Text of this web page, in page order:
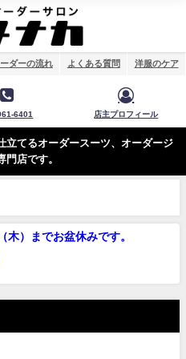
ダーの流れ よくある質問 洋服のケア
6401 店主プロフィール
立てるオーダースーツ、オーダージ
門店です。
木）までお盆休みです。